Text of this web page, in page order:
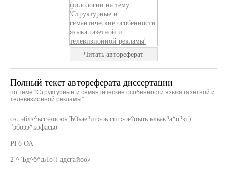
Читать автореферат
Полный текст автореферата диссертации
по теме "Структурные и семантические особенности языка газетной и
телевизионной рекламы"
оз. эблз^ьсгэзосюь Ъ0ьае?иг>оь спг>ое?оъоъ ьльак?а^о?зг)
"збозэ^ъофасьо
РГ6 OA
2 ^ Ъд^б^дЛо!) ддсгайоо»